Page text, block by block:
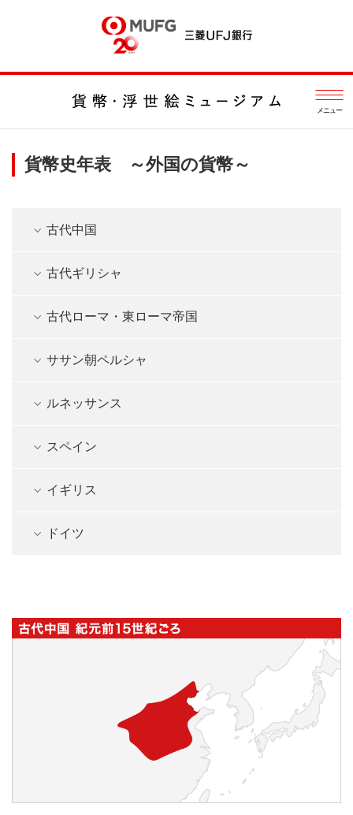
メニュー
貨幣史年表 ～外国の貨幣～
古代中国
古代ギリシャ
古代ローマ・東ローマ帝国
ササン朝ペルシャ
ルネッサンス
スペイン
イギリス
ドイツ